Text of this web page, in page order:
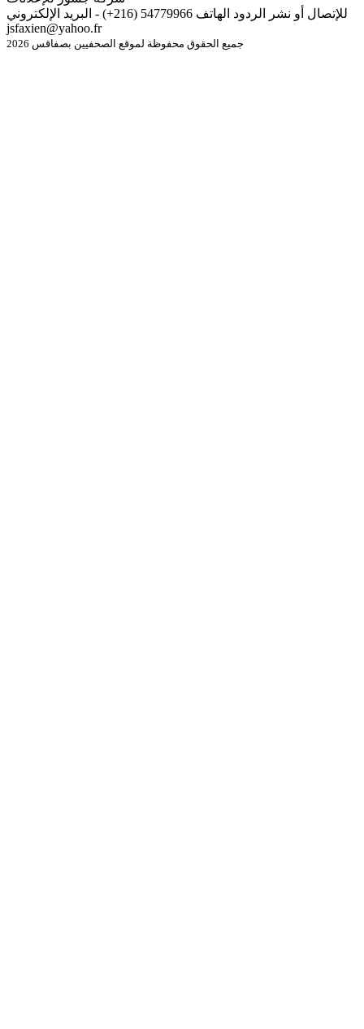
للإتصال أو نشر الردود الهاتف 54779966 (216+) - البريد الإلكتروني
jsfaxien@yahoo.fr
جميع الحقوق محفوظة لموقع الصحفيين بصفاقس 2026